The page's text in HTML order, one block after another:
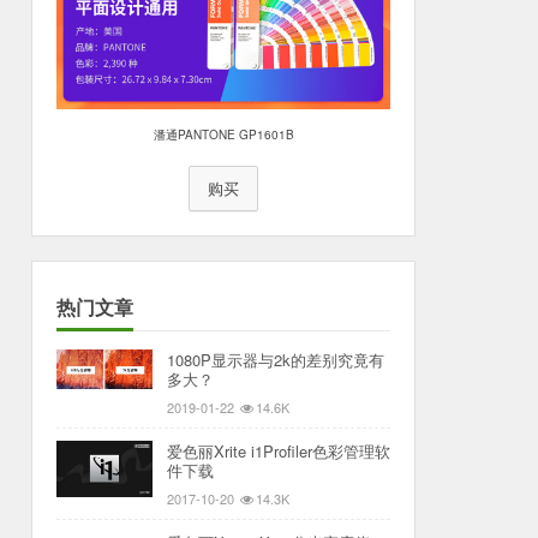
潘通PANTONE GP1601B
购买
热门文章
1080P显示器与2k的差别究竟有
多大？
2019-01-22 14.6K
爱色丽Xrite i1Profiler色彩管理软
件下载
2017-10-20 14.3K